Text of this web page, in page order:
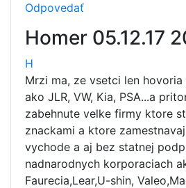
Odpovedať
Homer 05.12.17
H
Mrzi ma, ze vsetci len
ako JLR, VW, Kia, PSA...a
zabehnute velke firmy ktore
znackami a ktore
vychode a aj bez statnej
nadnarodnych korporaciach
Faurecia,Lear,U-shin,